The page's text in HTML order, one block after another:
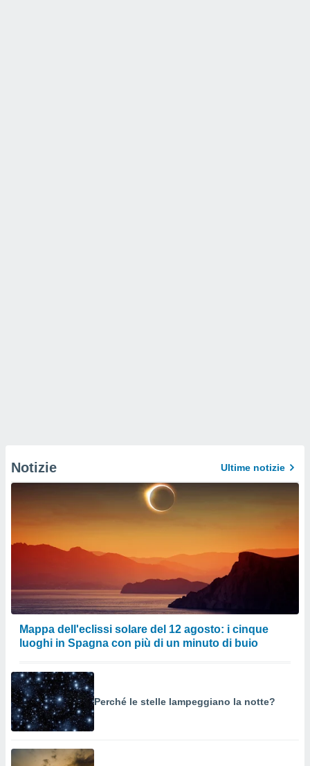
Notizie Ultime notizie
Mappa dell'eclissi solare del 12 agosto: i cinque
luoghi in Spagna con più di un minuto di buio
Perché le stelle lampeggiano la notte?